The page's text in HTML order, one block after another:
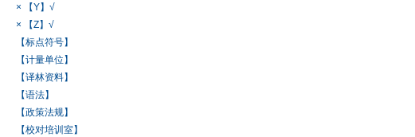
× 【Y】√
× 【Z】√
【标点符号】
【计量单位】
【译林资料】
【语法】
【政策法规】
【校对培训室】